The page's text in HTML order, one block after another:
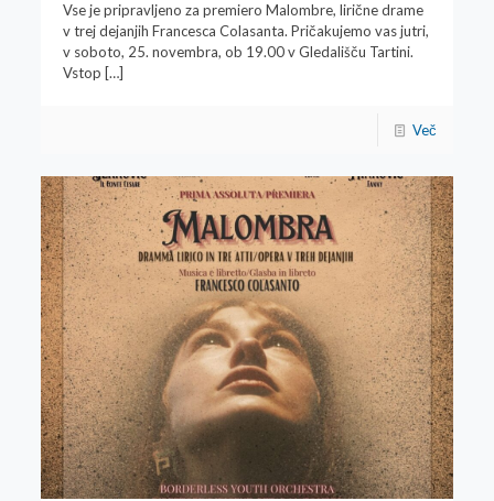
Vse je pripravljeno za premiero Malombre, lirične drame
v trej dejanjih Francesca Colasanta. Pričakujemo vas jutri,
v soboto, 25. novembra, ob 19.00 v Gledališču Tartini.
Vstop […]
Več